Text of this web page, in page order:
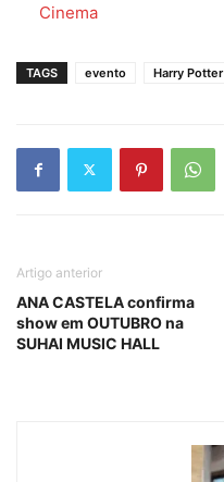
Em relação a
Cinema
TAGS evento Harry Potter
Artigo anterior
ANA CASTELA confirma
show em OUTUBRO na
SUHAI MUSIC HALL